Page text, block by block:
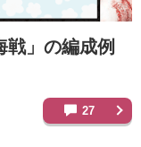
戦」の編成例
27